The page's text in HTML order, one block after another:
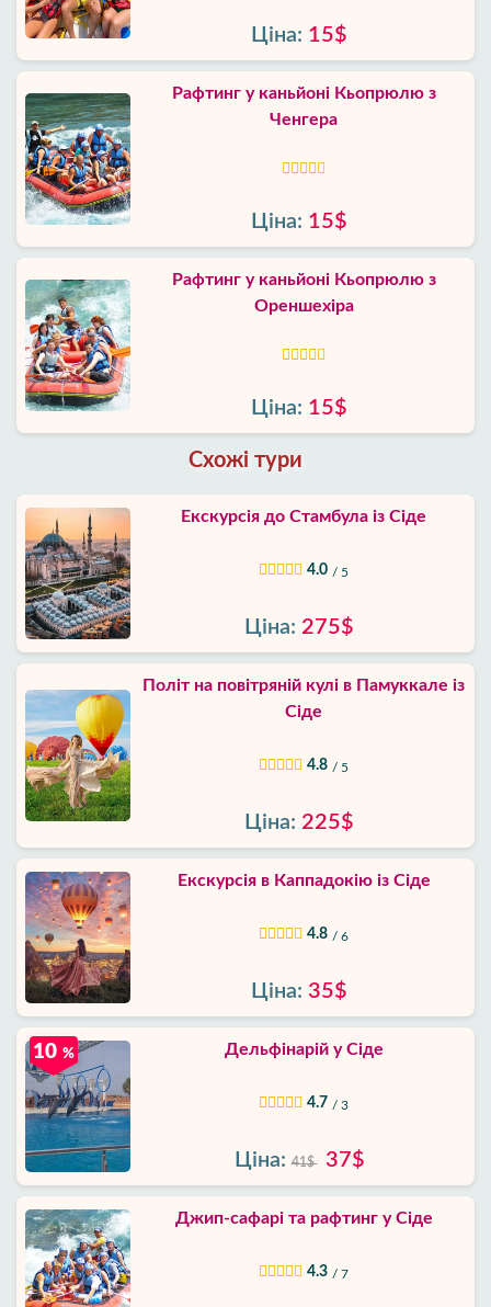
Ціна: 15$
Рафтинг у каньйоні Кьопрюлю з
Ченгера
Ціна: 15$
Рафтинг у каньйоні Кьопрюлю з
Ореншехіра
Ціна: 15$
Схожі тури
Екскурсія до Стамбула із Сіде
4.0 / 5
Ціна: 275$
Політ на повітряній кулі в Памуккале із
Сіде
4.8 / 5
Ціна: 225$
Екскурсія в Каппадокію із Сіде
4.8 / 6
Ціна: 35$
10 % Дельфінарій у Сіде
4.7 / 3
Ціна: 41$ 37$
Джип-сафарі та рафтинг у Сіде
4.3 / 7